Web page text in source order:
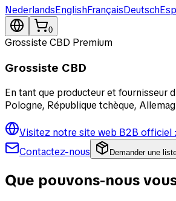
NederlandsEnglishFrançaisDeutsch
0
Grossiste CBD Premium
Grossiste CBD
En tant que producteur et fournisseur
Pologne, République tchèque,
Visitez notre site web B2B officiel
Contactez-nous
Demander une
Que pouvons-nous